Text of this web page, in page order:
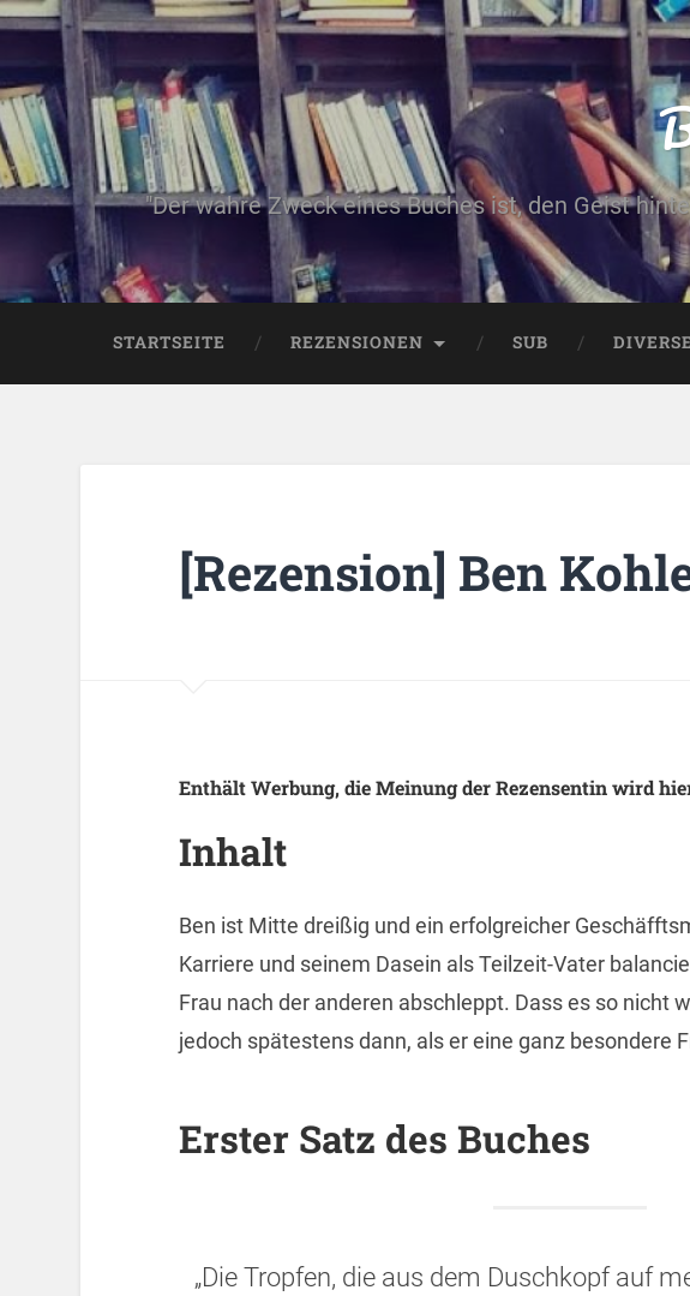
"Der wahre Zweck eines Buches ist, den Geist
STARTSEITE REZENSIONEN SUB
[Rezension] Ben
Enthält Werbung, die Meinung der Rezensentin wird
Inhalt
Ben ist Mitte dreißig und ein erfolgreicher
Karriere und seinem Dasein als Teilzeit-Vater
Frau nach der anderen abschleppt. Dass es so nicht
jedoch spätestens dann, als er eine ganz besondere
Erster Satz des Buches
„Die Tropfen, die aus dem Duschkopf auf